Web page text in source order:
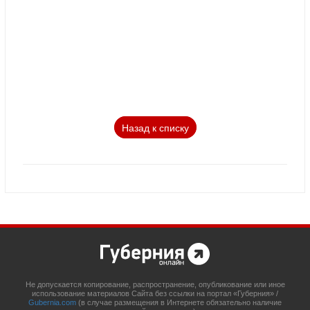
Назад к списку
Не допускается копирование, распространение, опубликование или иное
использование материалов Сайта без ссылки на портал «Губерния» /
Gubernia.com (в случае размещения в Интернете обязательно наличие